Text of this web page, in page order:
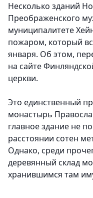
Несколько зданий
Преображенского
муниципалитете
пожаром, который
января. Об этом,
на сайте
церкви.
Это единственный
монастырь
главное здание не
расстоянии сотен
Однако, среди
деревянный склад
хранившимся там